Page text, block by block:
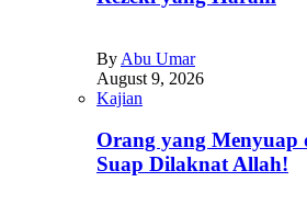
By Abu Umar
August 9, 2026
Kajian
Orang yang Menyuap
Suap Dilaknat Allah!